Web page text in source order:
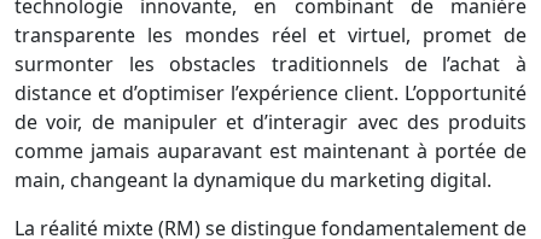
technologie innovante, en combinant de manière
transparente les mondes réel et virtuel, promet de
surmonter les obstacles traditionnels de l’achat à
distance et d’optimiser l’expérience client. L’opportunité
de voir, de manipuler et d’interagir avec des produits
comme jamais auparavant est maintenant à portée de
main, changeant la dynamique du marketing digital.
La réalité mixte (RM) se distingue fondamentalement de